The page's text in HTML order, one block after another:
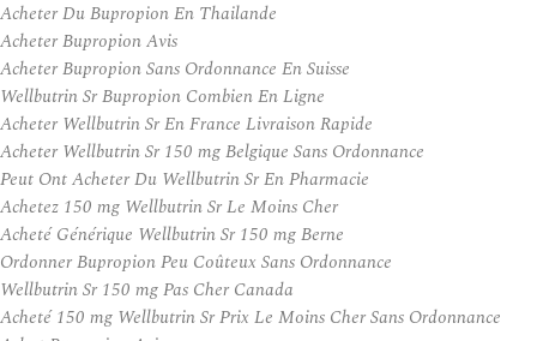
Acheter Du Bupropion En Thailande
Acheter Bupropion Avis
Acheter Bupropion Sans Ordonnance En Suisse
Wellbutrin Sr Bupropion Combien En Ligne
Acheter Wellbutrin Sr En France Livraison Rapide
Acheter Wellbutrin Sr 150 mg Belgique Sans Ordonnance
Peut Ont Acheter Du Wellbutrin Sr En Pharmacie
Achetez 150 mg Wellbutrin Sr Le Moins Cher
Acheté Générique Wellbutrin Sr 150 mg Berne
Ordonner Bupropion Peu Coûteux Sans Ordonnance
Wellbutrin Sr 150 mg Pas Cher Canada
Acheté 150 mg Wellbutrin Sr Prix Le Moins Cher Sans Ordonnance